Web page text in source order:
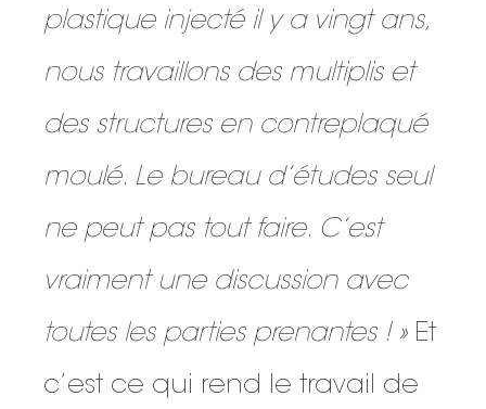
plastique injecté il y a vingt ans,
nous travaillons des multiplis et
des structures en contreplaqué
moulé. Le bureau d’études seul
ne peut pas tout faire. C’est
vraiment une discussion avec
toutes les parties prenantes ! »Et
c’est ce qui rend le travail de